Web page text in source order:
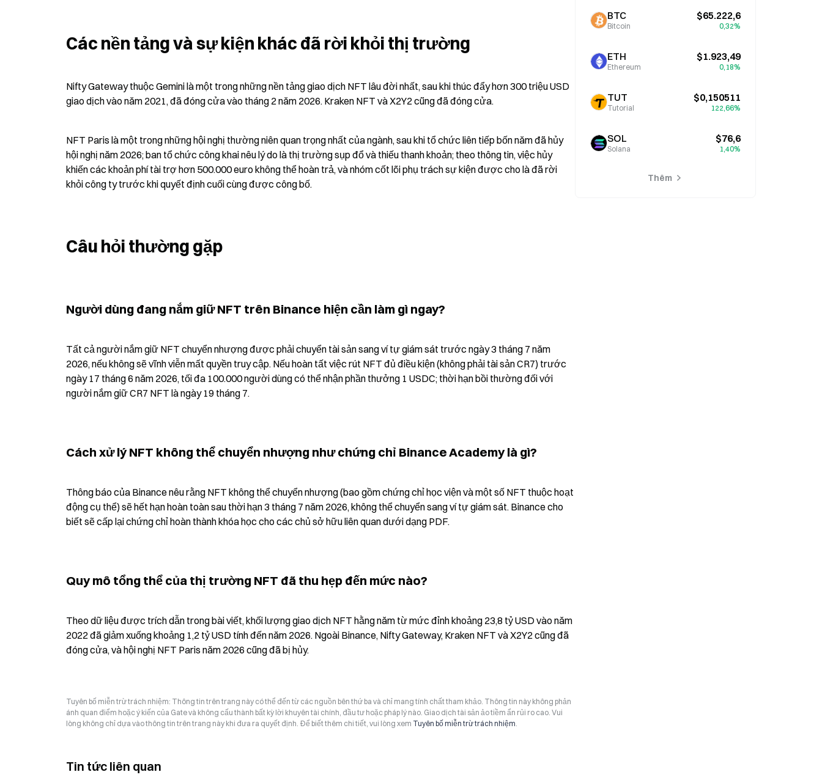
Các nền tảng và sự kiện khác đã rời khỏi thị trường
Nifty Gateway thuộc Gemini là một trong những nền tảng giao dịch NFT lâu đời nhất, sau khi thúc đẩy hơn 300 triệu USD
giao dịch vào năm 2021, đã đóng cửa vào tháng 2 năm 2026. Kraken NFT và X2Y2 cũng đã đóng cửa.
NFT Paris là một trong những hội nghị thường niên quan trọng nhất của ngành, sau khi tổ chức liên tiếp bốn năm đã hủy
hội nghị năm 2026; ban tổ chức công khai nêu lý do là thị trường sụp đổ và thiếu thanh khoản; theo thông tin, việc hủy
khiến các khoản phí tài trợ hơn 500.000 euro không thể hoàn trả, và nhóm cốt lõi phụ trách sự kiện được cho là đã rời
khỏi công ty trước khi quyết định cuối cùng được công bố.
Câu hỏi thường gặp
Người dùng đang nắm giữ NFT trên Binance hiện cần làm gì ngay?
Tất cả người nắm giữ NFT chuyển nhượng được phải chuyển tài sản sang ví tự giám sát trước ngày 3 tháng 7 năm
2026, nếu không sẽ vĩnh viễn mất quyền truy cập. Nếu hoàn tất việc rút NFT đủ điều kiện (không phải tài sản CR7) trước
ngày 17 tháng 6 năm 2026, tối đa 100.000 người dùng có thể nhận phần thưởng 1 USDC; thời hạn bồi thường đối với
người nắm giữ CR7 NFT là ngày 19 tháng 7.
Cách xử lý NFT không thể chuyển nhượng như chứng chỉ Binance Academy là gì?
Thông báo của Binance nêu rằng NFT không thể chuyển nhượng (bao gồm chứng chỉ học viện và một số NFT thuộc hoạt
động cụ thể) sẽ hết hạn hoàn toàn sau thời hạn 3 tháng 7 năm 2026, không thể chuyển sang ví tự giám sát. Binance cho
biết sẽ cấp lại chứng chỉ hoàn thành khóa học cho các chủ sở hữu liên quan dưới dạng PDF.
Quy mô tổng thể của thị trường NFT đã thu hẹp đến mức nào?
Theo dữ liệu được trích dẫn trong bài viết, khối lượng giao dịch NFT hằng năm từ mức đỉnh khoảng 23,8 tỷ USD vào năm
2022 đã giảm xuống khoảng 1,2 tỷ USD tính đến năm 2026. Ngoài Binance, Nifty Gateway, Kraken NFT và X2Y2 cũng đã
đóng cửa, và hội nghị NFT Paris năm 2026 cũng đã bị hủy.
Tuyên bố miễn trừ trách nhiệm: Thông tin trên trang này có thể đến từ các nguồn bên thứ ba và chỉ mang tính chất tham khảo. Thông tin này không phản
ánh quan điểm hoặc ý kiến của Gate và không cấu thành bất kỳ lời khuyên tài chính, đầu tư hoặc pháp lý nào. Giao dịch tài sản ảo tiềm ẩn rủi ro cao. Vui
lòng không chỉ dựa vào thông tin trên trang này khi đưa ra quyết định. Để biết thêm chi tiết, vui lòng xem Tuyên bố miễn trừ trách nhiệm.
Tin tức liên quan
BTC
Bitcoin
$65.222,6
0,32%
ETH
Ethereum
$1.923,49
0,18%
TUT
Tutorial
$0,150511
122,66%
SOL
Solana
$76,6
1,40%
Thêm